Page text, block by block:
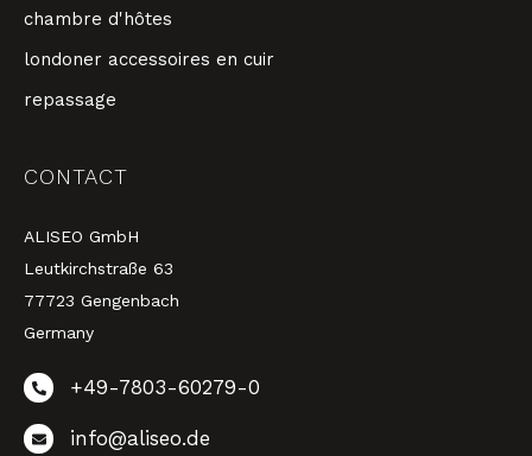
chambre d'hôtes
londoner accessoires en cuir
repassage
CONTACT
ALISEO GmbH
Leutkirchstraße 63
77723 Gengenbach
Germany
+49-7803-60279-0
info@aliseo.de